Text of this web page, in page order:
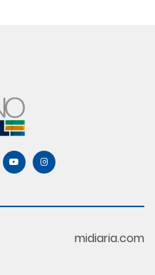
midiaria.com